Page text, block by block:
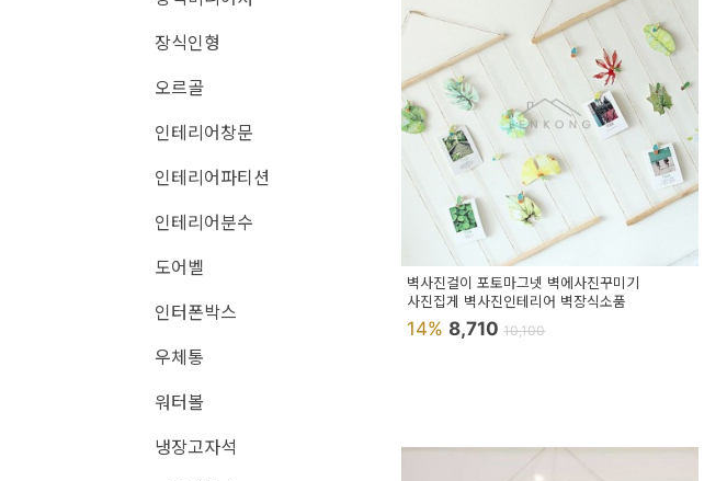
장식인형
오르골
인테리어창문
인테리어파티션
인테리어분수
도어벨
인터폰박스
우체통
워터볼
냉장고자석
벽사진걸이 포토마그넷 벽에사진꾸미기
사진집게 벽사진인테리어 벽장식소품
14%8,71010,100